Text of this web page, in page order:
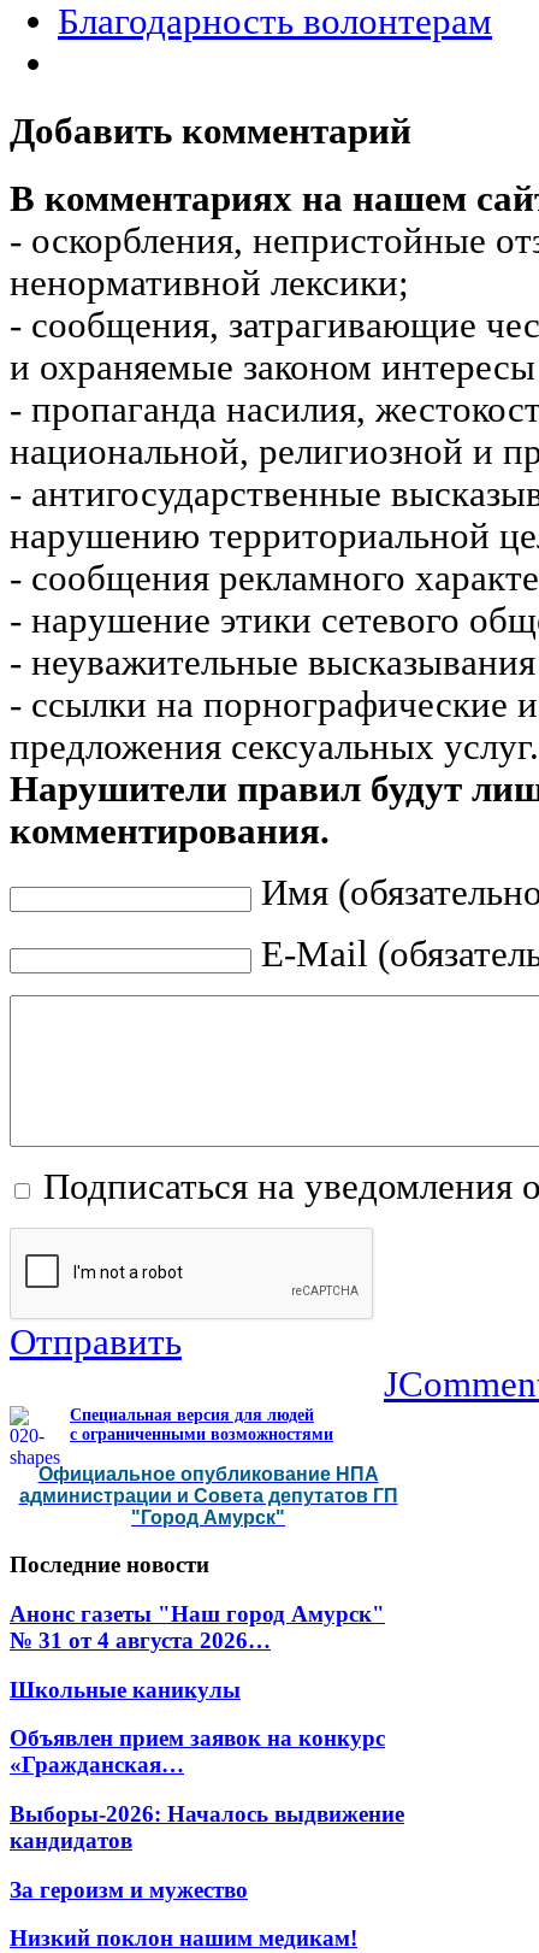
Благодарность волонтерам
Добавить комментарий
В комментариях на нашем
- оскорбления, непристойные
ненормативной лексики;
- сообщения, затрагивающие
и охраняемые законом
- пропаганда насилия,
национальной, религиозной и
- антигосударственные
нарушению территориальной
- сообщения рекламного
- нарушение этики сетевого
- неуважительные
- ссылки на порнографические
предложения сексуальных услуг.
Нарушители правил будут
комментирования.
Имя
E-Mail
Подписаться на уведомления
Отправить
Специальная версия для людей
с ограниченными возможностями
Официальное опубликование НПА
администрации и Совета депутатов ГП
"Город Амурск"
Последние новости
Анонс газеты "Наш город Амурск"
№ 31 от 4 августа 2026…
Школьные каникулы
Объявлен прием заявок на конкурс
«Гражданская…
Выборы-2026: Началось выдвижение
кандидатов
За героизм и мужество
Низкий поклон нашим медикам!